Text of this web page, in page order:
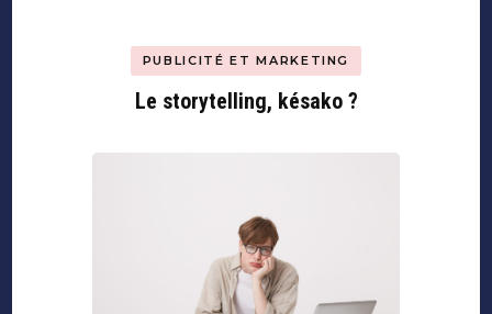
PUBLICITÉ ET MARKETING
Le storytelling, késako ?